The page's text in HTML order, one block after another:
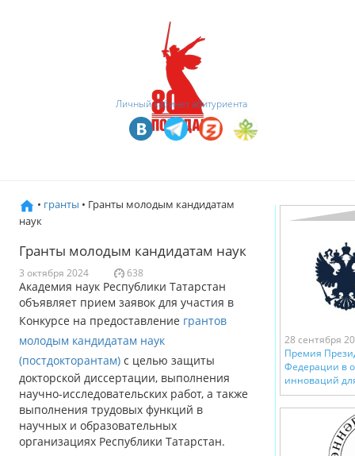
Личный кабинет абитуриента
• гранты • Гранты молодым кандидатам
наук
Гранты молодым кандидатам наук
3 октября 2024 638
Академия наук Республики Татарстан
объявляет прием заявок для участия в
Конкурсе на предоставление грантов
молодым кандидатам наук
(постдокторантам) с целью защиты
докторской диссертации, выполнения
научно-исследовательских работ, а также
выполнения трудовых функций в
научных и образовательных
организациях Республики Татарстан.
28 сентября
Премия
Федерации в
инноваций